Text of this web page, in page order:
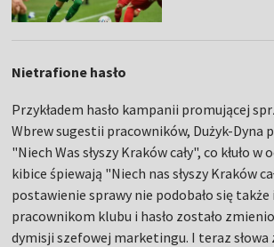
Nietrafione hasło
Przykładem hasło kampanii promującej
Wbrew sugestii pracowników, Dużyk-Dyna
"Niech Was słyszy Kraków cały", co kłuło w
kibice śpiewają "Niech nas słyszy Kraków
postawienie sprawy nie podobało się także
pracownikom klubu i hasło zostało
dymisji szefowej marketingu. I teraz słowa